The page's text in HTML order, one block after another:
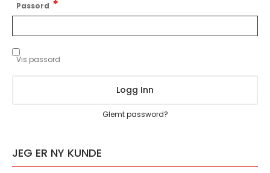
Passord
Vis passord
Logg Inn
Glemt password?
JEG ER NY KUNDE